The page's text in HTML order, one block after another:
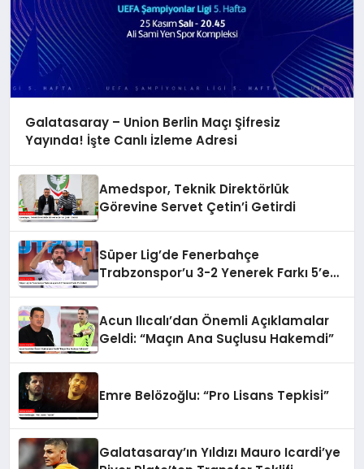
Galatasaray – Union Berlin Maçı Şifresiz
Yayında! İşte Canlı İzleme Adresi
Amedspor, Teknik Direktörlük
Görevine Servet Çetin’i Getirdi
Süper Lig’de Fenerbahçe
Trabzonspor’u 3-2 Yenerek Farkı 5’e
Acun Ilıcalı’dan Önemli Açıklamalar
Geldi: “Maçın Ana Suçlusu Hakemdi”
Emre Belözoğlu: “Pro Lisans Tepkisi”
Galatasaray’ın Yıldızı Mauro Icardi’ye